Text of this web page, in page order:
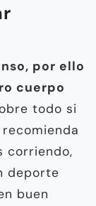
por ello
cuerpo
todo si
corriendo,
deporte
buen